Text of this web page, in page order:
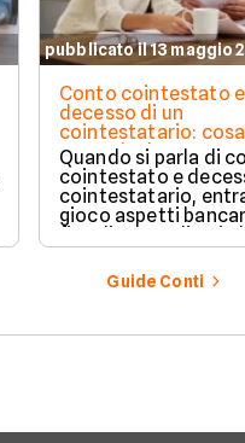
pubblicato il 13 maggio
Conto cointestato e
decesso di un
cointestatario: cosa
succede davvero
blocchi, quote e
successione
Quando si parla di
cointestato e
cointestatario,
gioco aspetti
spesso generano
confusione.
Guide Conti